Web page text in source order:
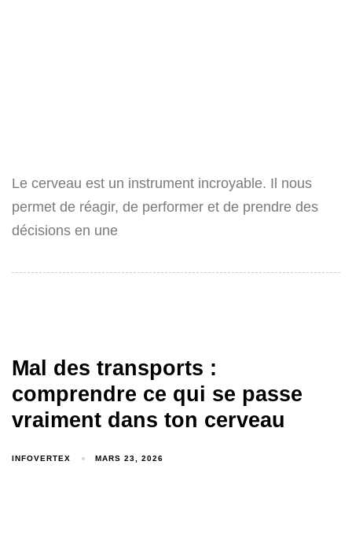
Le cerveau est un instrument incroyable. Il nous
permet de réagir, de performer et de prendre des
décisions en une
Mal des transports :
comprendre ce qui se passe
vraiment dans ton cerveau
INFOVERTEX MARS 23, 2026